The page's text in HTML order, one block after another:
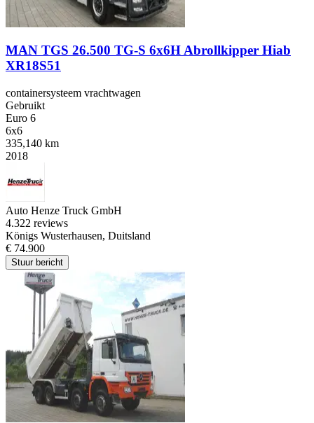
MAN TGS 26.500 TG-S 6x6H Abrollkipper Hiab
XR18S51
containersysteem vrachtwagen
Gebruikt
Euro 6
6x6
335,140 km
2018
Auto Henze Truck GmbH
4.322 reviews
Königs Wusterhausen, Duitsland
€ 74.900
Stuur bericht